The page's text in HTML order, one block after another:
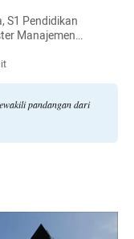
pandangan dari